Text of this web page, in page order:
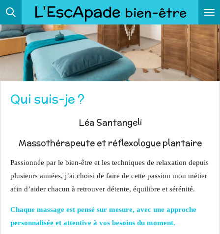
Passer
au
contenu
principal
L'EscApade bien-être
Qui suis-je ?
Léa Santangeli
Massothérapeute et réflexologue plantaire
Passionnée par le bien-être et les techniques de relaxation depuis
plusieurs années, j’ai choisi de faire de cette passion mon métier
afin d’aider chacun à retrouver détente, équilibre et sérénité.
Chaque massage est pensé sur mesure, avec une approche
personnalisée et attentive à vos besoins du moment.